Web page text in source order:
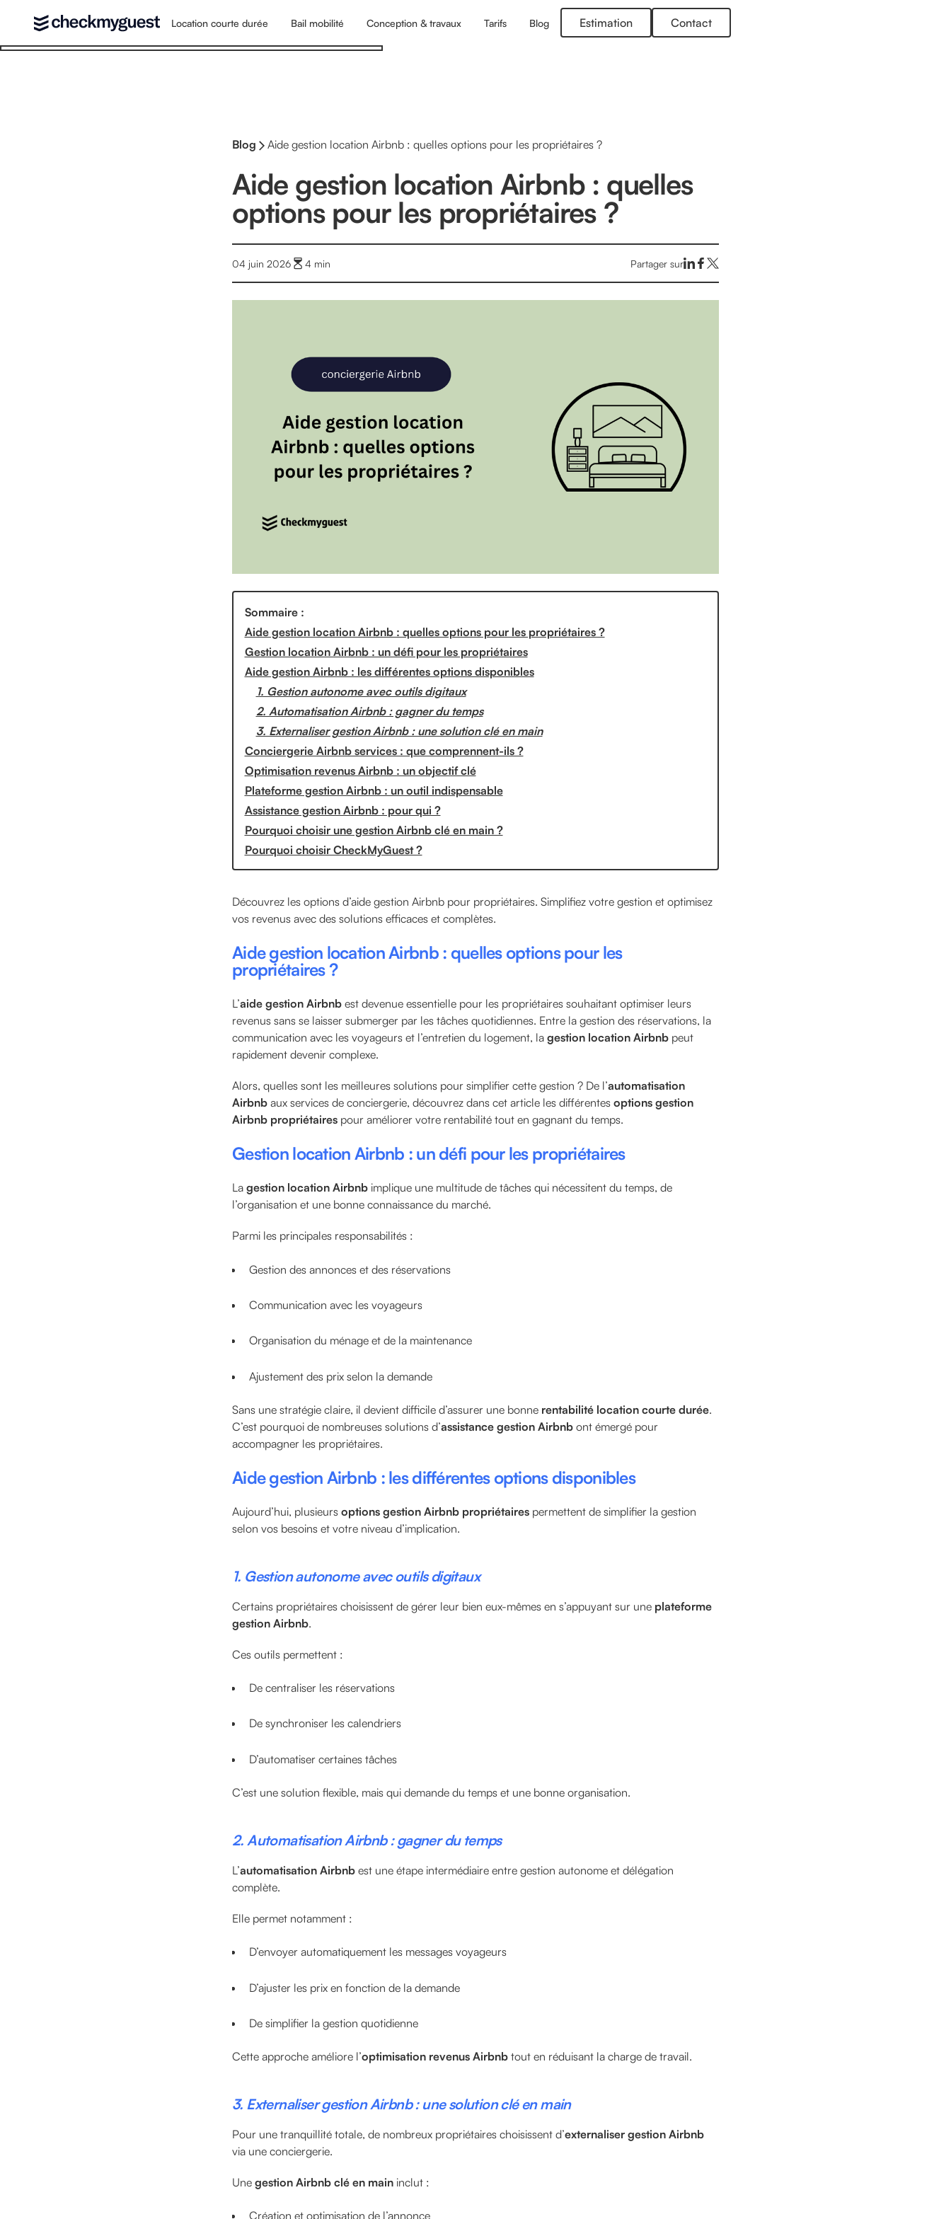
Location courte durée Bail mobilité Conception & travaux Tarifs Blog Estimation Contact
Blog Aide gestion location Airbnb : quelles options pour les propriétaires ?
Aide gestion location Airbnb : quelles
options pour les propriétaires ?
04 juin 2026 4 min Partager sur
Sommaire :
Aide gestion location Airbnb : quelles options pour les propriétaires ?
Gestion location Airbnb : un défi pour les propriétaires
Aide gestion Airbnb : les différentes options disponibles
1. Gestion autonome avec outils digitaux
2. Automatisation Airbnb : gagner du temps
3. Externaliser gestion Airbnb : une solution clé en main
Conciergerie Airbnb services : que comprennent-ils ?
Optimisation revenus Airbnb : un objectif clé
Plateforme gestion Airbnb : un outil indispensable
Assistance gestion Airbnb : pour qui ?
Pourquoi choisir une gestion Airbnb clé en main ?
Pourquoi choisir CheckMyGuest ?
Découvrez les options d’aide gestion Airbnb pour propriétaires. Simplifiez votre gestion et optimisez
vos revenus avec des solutions efficaces et complètes.
Aide gestion location Airbnb : quelles options pour les
propriétaires ?
L’aide gestion Airbnb est devenue essentielle pour les propriétaires souhaitant optimiser leurs
revenus sans se laisser submerger par les tâches quotidiennes. Entre la gestion des réservations, la
communication avec les voyageurs et l’entretien du logement, la gestion location Airbnb peut
rapidement devenir complexe.
Alors, quelles sont les meilleures solutions pour simplifier cette gestion ? De l’automatisation
Airbnb aux services de conciergerie, découvrez dans cet article les différentes options gestion
Airbnb propriétaires pour améliorer votre rentabilité tout en gagnant du temps.
Gestion location Airbnb : un défi pour les propriétaires
La gestion location Airbnb implique une multitude de tâches qui nécessitent du temps, de
l’organisation et une bonne connaissance du marché.
Parmi les principales responsabilités :
Gestion des annonces et des réservations
Communication avec les voyageurs
Organisation du ménage et de la maintenance
Ajustement des prix selon la demande
Sans une stratégie claire, il devient difficile d’assurer une bonne rentabilité location courte durée.
C’est pourquoi de nombreuses solutions d’assistance gestion Airbnb ont émergé pour
accompagner les propriétaires.
Aide gestion Airbnb : les différentes options disponibles
Aujourd’hui, plusieurs options gestion Airbnb propriétaires permettent de simplifier la gestion
selon vos besoins et votre niveau d’implication.
1. Gestion autonome avec outils digitaux
Certains propriétaires choisissent de gérer leur bien eux-mêmes en s’appuyant sur une plateforme
gestion Airbnb.
Ces outils permettent :
De centraliser les réservations
De synchroniser les calendriers
D’automatiser certaines tâches
C’est une solution flexible, mais qui demande du temps et une bonne organisation.
2. Automatisation Airbnb : gagner du temps
L’automatisation Airbnb est une étape intermédiaire entre gestion autonome et délégation
complète.
Elle permet notamment :
D’envoyer automatiquement les messages voyageurs
D’ajuster les prix en fonction de la demande
De simplifier la gestion quotidienne
Cette approche améliore l’optimisation revenus Airbnb tout en réduisant la charge de travail.
3. Externaliser gestion Airbnb : une solution clé en main
Pour une tranquillité totale, de nombreux propriétaires choisissent d’externaliser gestion Airbnb
via une conciergerie.
Une gestion Airbnb clé en main inclut :
Création et optimisation de l’annonce